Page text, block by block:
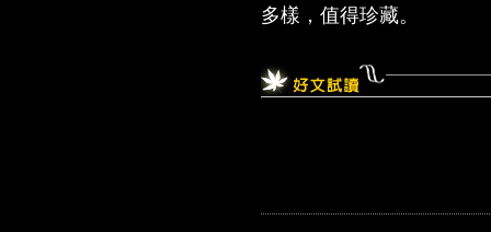
多樣，值得珍藏。